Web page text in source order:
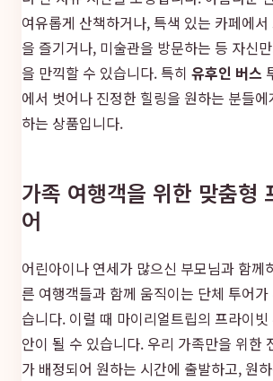
여유롭게 산책하거나, 특색 있는 카페에
을 즐기거나, 미술관을 방문하는 등 자신
을 만끽할 수 있습니다. 특히 유후인 버스
에서 벗어나 진정한 힐링을 원하는 분들
하는 상품입니다.
가족 여행객을 위한 맞춤형
어
어린아이나 연세가 많으신 부모님과 함께
른 여행객들과 함께 움직이는 단체 투어
습니다. 이럴 때 마이리얼트립의 프라이
안이 될 수 있습니다. 우리 가족만을 위한
가 배정되어 원하는 시간에 출발하고, 원